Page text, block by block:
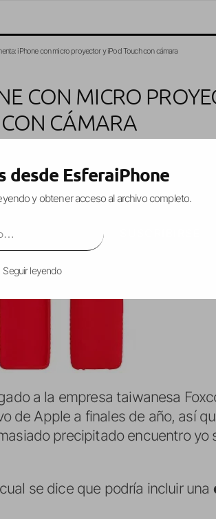
iPhone con micro proyector y iPod Touch con cámara
CON MICRO
CÁMARA
1
un nuevo modelo de iPhone,
para próximos modelos de
a la empresa taiwanesa
de Apple a finales de año, así
precipitado encuentro yo
se dice que podría incluir una
desde EsferaiPhone
y obtener acceso al archivo completo.
Seguir leyendo